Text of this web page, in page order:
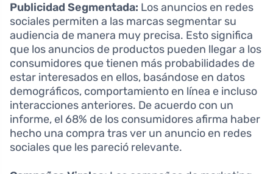
Publicidad Segmentada: Los anuncios en redes
sociales permiten a las marcas segmentar su
audiencia de manera muy precisa. Esto significa
que los anuncios de productos pueden llegar a los
consumidores que tienen más probabilidades de
estar interesados en ellos, basándose en datos
demográficos, comportamiento en línea e incluso
interacciones anteriores. De acuerdo con un
informe, el 68% de los consumidores afirma haber
hecho una compra tras ver un anuncio en redes
sociales que les pareció relevante.